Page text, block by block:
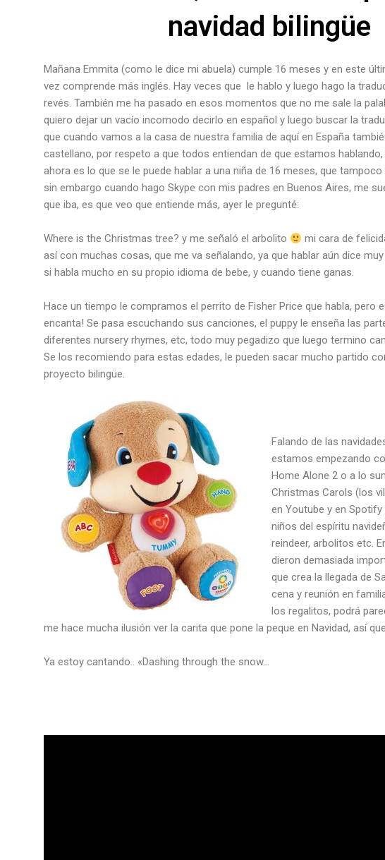
navidad bilingüe
Mañana Emmita (como le dice mi abuela) cumple 16 meses y en este
vez comprende más inglés. Hay veces que le hablo y luego hago la
revés. También me ha pasado en esos momentos que no me sale la
quiero dejar un vacío incomodo decirlo en español y luego buscar la
que cuando vamos a la casa de nuestra familia de aquí en España
castellano, por respeto a que todos entiendan de que estamos hablando,
ahora es lo que se le puede hablar a una niña de 16 meses, que
sin embargo cuando hago Skype con mis padres en Buenos Aires, me
que iba, es que veo que entiende más, ayer le pregunté:
Where is the Christmas tree? y me señaló el arbolito
mi cara de
así con muchas cosas, que me va señalando, ya que hablar aún dice
si habla mucho en su propio idioma de bebe, y cuando tiene ganas.
Hace un tiempo le compramos el perrito de Fisher Price que habla, pero
encanta! Se pasa escuchando sus canciones, el puppy le enseña las
diferentes nursery rhymes, etc, todo muy pegadizo que luego termino
Se los recomiendo para estas edades, le pueden sacar mucho partido
proyecto bilingüe.
Falando de las
estamos empezando
Home Alone 2 o a lo
Christmas Carols (los
en Youtube y en
niños del espíritu
reindeer, arbolitos etc.
dieron demasiada
que crea la llegada de
cena y reunión en
los regalitos, podrá
me hace mucha ilusión ver la carita que pone la peque en Navidad, así
Ya estoy cantando.. «Dashing through the snow…